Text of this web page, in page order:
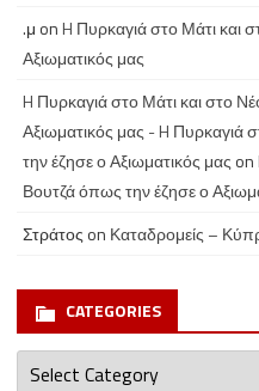
.μ onH Πυρκαγιά στο Μάτι και
Αξιωματικός μας
H Πυρκαγιά στο Μάτι και στο
Αξιωματικός μας - H Πυρκαγιά
την έζησε ο Αξιωματικός μαςon
Βουτζά όπως την έζησε ο
Στράτοςon Καταδρομείς –
CATEGORIES
Categories